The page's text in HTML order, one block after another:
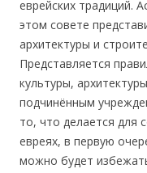
еврейских традиций.
этом совете
архитектуры и
Представляется
культуры,
подчинённым
то, что делается для
евреях, в первую
можно будет